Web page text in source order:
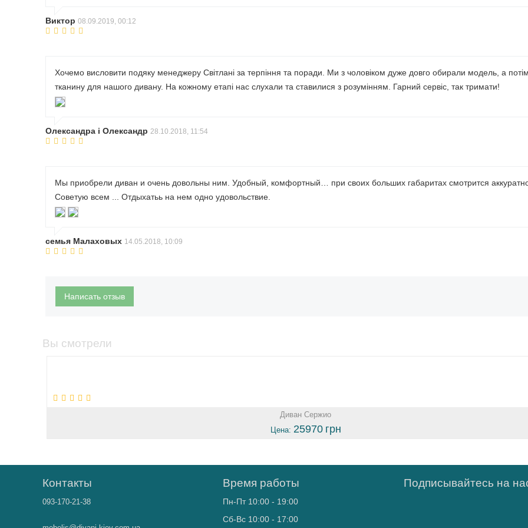
Виктор 08.09.2019, 00:12
Хочемо висловити подяку менеджеру Світлані за терпіння та поради. Ми з чоловіком дуже довго обирали модель, а
тканину для нашого дивану. На кожному етапі нас слухали та ставилися з розумінням. Гарний сервіс, так тримати!
Олександра і Олександр 28.10.2018, 11:54
Мы приобрели диван и очень довольны ним. Удобный, комфортный… при своих больших габаритах смотрится
Советую всем ... Отдыхатьь на нем одно удовольствие.
семья Малаховых 14.05.2018, 10:09
Написать отзыв
Вы смотрели
Диван Сержио
Цена: 25970 грн
Контакты
093-170-21-38
Время работы
Пн-Пт 10:00 - 19:00
Сб-Вс 10:00 - 17:00
Подписывайтесь на